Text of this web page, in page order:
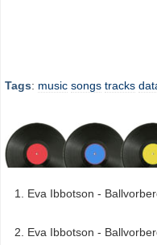
Tags: music songs tracks
Eva Ibbotson -
Eva Ibbotson -